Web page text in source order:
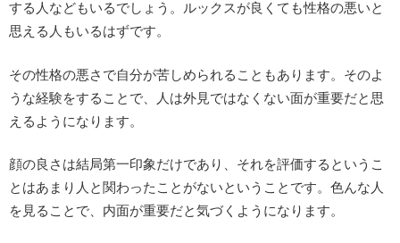
する人などもいるでしょう。ルックスが良くても性格の悪いと
思える人もいるはずです。
その性格の悪さで自分が苦しめられることもあります。そのよ
うな経験をすることで、人は外見ではなくない面が重要だと思
えるようになります。
顔の良さは結局第一印象だけであり、それを評価するというこ
とはあまり人と関わったことがないということです。色んな人
を見ることで、内面が重要だと気づくようになります。